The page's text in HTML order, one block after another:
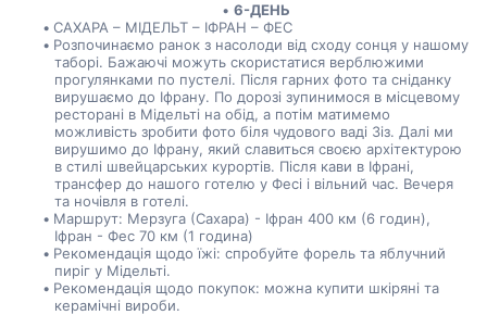
6-ДЕНЬ
САХАРА – МІДЕЛЬТ – ІФРАН – ФЕС
Розпочинаємо ранок з насолоди від сходу сонця у нашому
таборі. Бажаючі можуть скористатися верблюжими
прогулянками по пустелі. Після гарних фото та сніданку
вирушаємо до Іфрану. По дорозі зупинимося в місцевому
ресторані в Мідельті на обід, а потім матимемо
можливість зробити фото біля чудового ваді Зіз. Далі ми
вирушимо до Іфрану, який славиться своєю архітектурою
в стилі швейцарських курортів. Після кави в Іфрані,
трансфер до нашого готелю у Фесі і вільний час. Вечеря
та ночівля в готелі.
Маршрут: Мерзуга (Сахара) - Іфран 400 км (6 годин),
Іфран - Фес 70 км (1 година)
Рекомендація щодо їжі: спробуйте форель та яблучний
пиріг у Мідельті.
Рекомендація щодо покупок: можна купити шкіряні та
керамічні вироби.